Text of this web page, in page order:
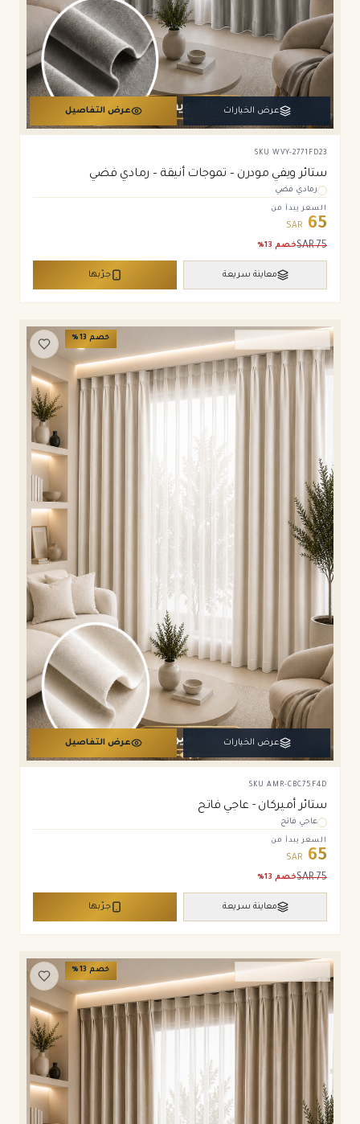
عرض الخيارات عرض التفاصيل
SKU WVY-2771FD23
ستائر ويفي مودرن – تموجات أنيقة – رمادي فضي
رمادي فضي
السعر يبدأ من
65
SAR
75
SARخصم 13
%
معاينة سريعة جرّبها
خصم 13
%
عرض الخيارات عرض التفاصيل
SKU AMR-CBC75F4D
ستائر أميركان - عاجي فاتح
عاجي فاتح
السعر يبدأ من
65
SAR
75
SARخصم 13
%
معاينة سريعة جرّبها
خصم 13
%